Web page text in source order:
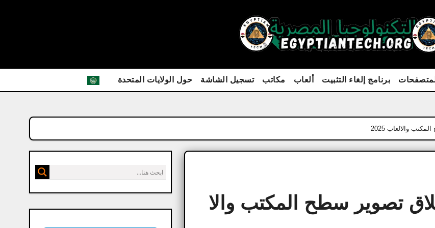
برنامج إلغاء التثبيت ألعاب مكاتب تسجيل الشاشة حول الولايات المتحدة
والالعاب 2025
تصوير سطح المكتب والا